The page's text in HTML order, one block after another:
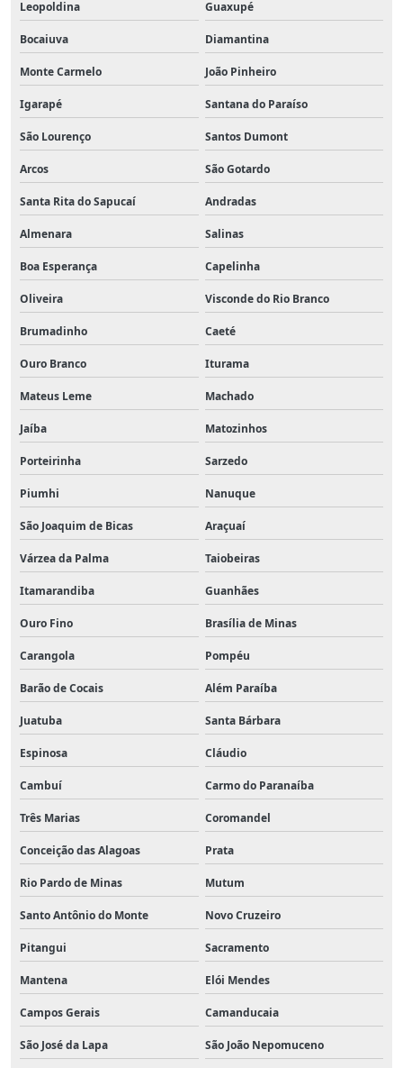
Leopoldina Guaxupé
Bocaiuva Diamantina
Monte Carmelo João Pinheiro
Igarapé Santana do Paraíso
São Lourenço Santos Dumont
Arcos São Gotardo
Santa Rita do Sapucaí Andradas
Almenara Salinas
Boa Esperança Capelinha
Oliveira Visconde do Rio Branco
Brumadinho Caeté
Ouro Branco Iturama
Mateus Leme Machado
Jaíba Matozinhos
Porteirinha Sarzedo
Piumhi Nanuque
São Joaquim de Bicas Araçuaí
Várzea da Palma Taiobeiras
Itamarandiba Guanhães
Ouro Fino Brasília de Minas
Carangola Pompéu
Barão de Cocais Além Paraíba
Juatuba Santa Bárbara
Espinosa Cláudio
Cambuí Carmo do Paranaíba
Três Marias Coromandel
Conceição das Alagoas Prata
Rio Pardo de Minas Mutum
Santo Antônio do Monte Novo Cruzeiro
Pitangui Sacramento
Mantena Elói Mendes
Campos Gerais Camanducaia
São José da Lapa São João Nepomuceno